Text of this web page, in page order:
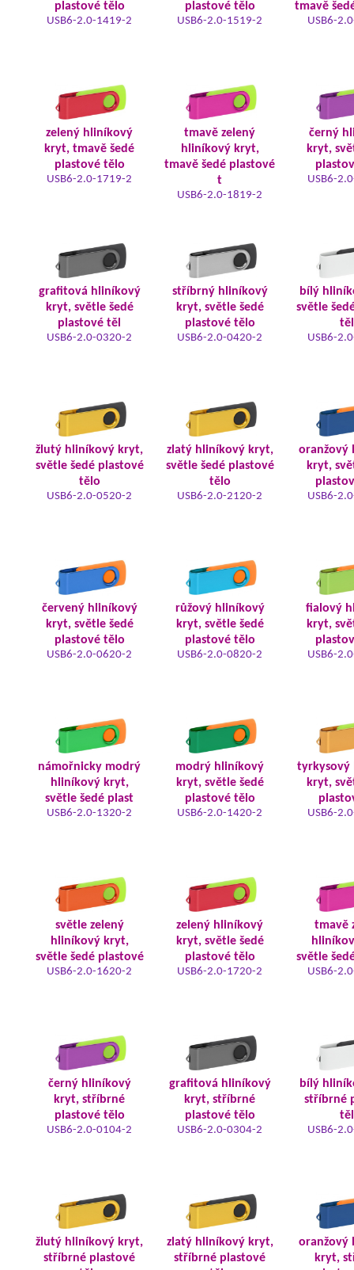
plastové tělo
USB6-2.0-1419-2
plastové tělo
USB6-2.0-1519-2
tmavě
USB6-
zelený hliníkový
kryt, tmavě šedé
plastové tělo
USB6-2.0-1719-2
tmavě zelený
hliníkový kryt,
tmavě šedé plastové
t
USB6-2.0-1819-2
černý
kryt,
USB6-
grafitová hliníkový
kryt, světle šedé
plastové těl
USB6-2.0-0320-2
stříbrný hliníkový
kryt, světle šedé
plastové tělo
USB6-2.0-0420-2
bílý
světle
USB6-
žlutý hliníkový kryt,
světle šedé plastové
tělo
USB6-2.0-0520-2
zlatý hliníkový kryt,
světle šedé plastové
tělo
USB6-2.0-2120-2
oranžový
kryt,
USB6-
červený hliníkový
kryt, světle šedé
plastové tělo
USB6-2.0-0620-2
růžový hliníkový
kryt, světle šedé
plastové tělo
USB6-2.0-0820-2
fialový
kryt,
USB6-
námořnicky modrý
hliníkový kryt,
světle šedé plast
USB6-2.0-1320-2
modrý hliníkový
kryt, světle šedé
plastové tělo
USB6-2.0-1420-2
tyrkysový
kryt,
USB6-
světle zelený
hliníkový kryt,
světle šedé plastové
USB6-2.0-1620-2
zelený hliníkový
kryt, světle šedé
plastové tělo
USB6-2.0-1720-2
tmavě
světle
USB6-
černý hliníkový
kryt, stříbrné
plastové tělo
USB6-2.0-0104-2
grafitová hliníkový
kryt, stříbrné
plastové tělo
USB6-2.0-0304-2
bílý
stříbrné
USB6-
žlutý hliníkový kryt,
stříbrné plastové
zlatý hliníkový kryt,
stříbrné plastové
oranžový
kryt,